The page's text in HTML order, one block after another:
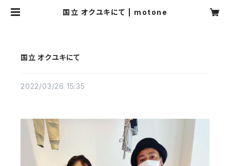
国立 オクユキにて | motone
国立 オクユキにて
2022/03/26 15:35